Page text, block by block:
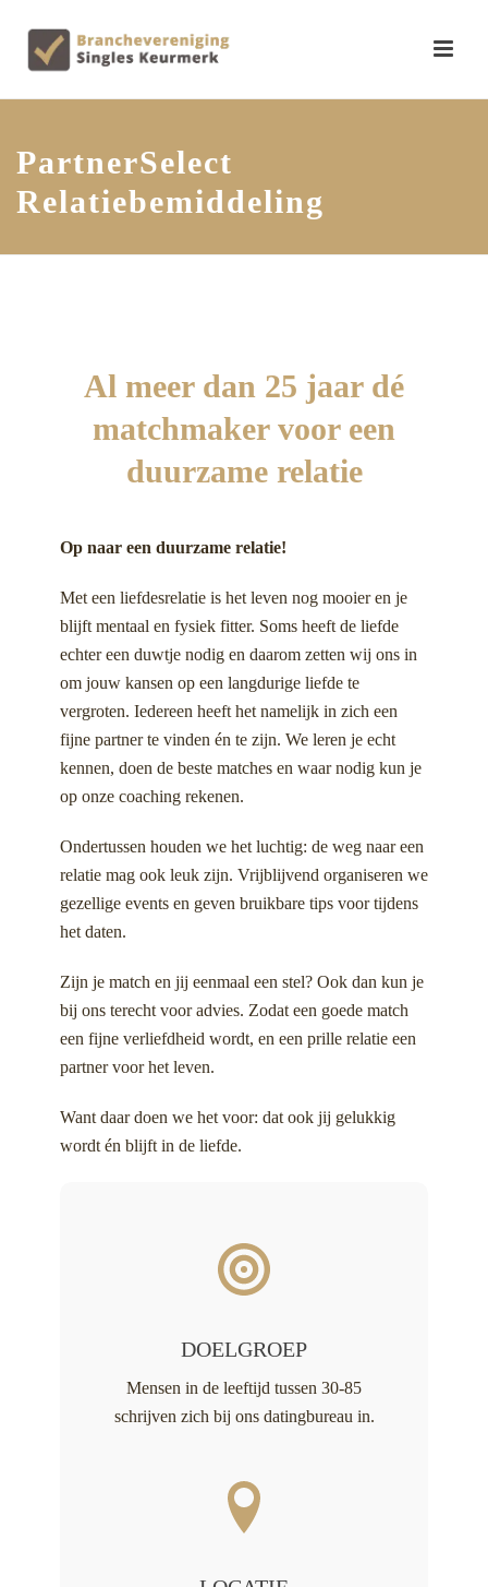
PartnerSelect
Relatiebemiddeling
Al meer dan 25 jaar dé
matchmaker voor een
duurzame relatie
Op naar een duurzame relatie!
Met een liefdesrelatie is het leven nog mooier en je
blijft mentaal en fysiek fitter. Soms heeft de liefde
echter een duwtje nodig en daarom zetten wij ons in
om jouw kansen op een langdurige liefde te
vergroten. Iedereen heeft het namelijk in zich een
fijne partner te vinden én te zijn. We leren je echt
kennen, doen de beste matches en waar nodig kun je
op onze coaching rekenen.
Ondertussen houden we het luchtig: de weg naar een
relatie mag ook leuk zijn. Vrijblijvend organiseren we
gezellige events en geven bruikbare tips voor tijdens
het daten.
Zijn je match en jij eenmaal een stel? Ook dan kun je
bij ons terecht voor advies. Zodat een goede match
een fijne verliefdheid wordt, en een prille relatie een
partner voor het leven.
Want daar doen we het voor: dat ook jij gelukkig
wordt én blijft in de liefde.
DOELGROEP
Mensen in de leeftijd tussen 30-85
schrijven zich bij ons datingbureau in.